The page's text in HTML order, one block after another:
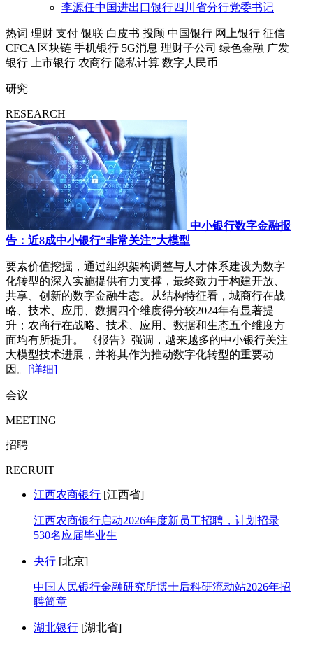
李源任中国进出口银行四川省分行党委书记
热词 理财 支付 银联 白皮书 投顾 中国银行 网上银行 征信
CFCA 区块链 手机银行 5G消息 理财子公司 绿色金融 广发
银行
上市银行 农商行 隐私计算 数字人民币
研究
RESEARCH
中小银行数字金融报
告：近8成中小银行“非常关注”大模型
要素价值挖掘，通过组织架构调整与人才体系建设为数字
化转型的深入实施提供有力支撑，最终致力于构建开放、
共享、创新的数字金融生态。从结构特征看，城商行在战
略、技术、应用、数据四个维度得分较2024年有显著提
升；农商行在战略、技术、应用、数据和生态五个维度方
面均有所提升。 《报告》强调，越来越多的中小银行关注
大模型技术进展，并将其作为推动数字化转型的重要动
因。 [详细]
会议
MEETING
招聘
RECRUIT
江西农商银行 [江西省]
江西农商银行启动2026年度新员工招聘，计划招录
530名应届毕业生
央行 [北京]
中国人民银行金融研究所博士后科研流动站2026年招
聘简章
湖北银行 [湖北省]